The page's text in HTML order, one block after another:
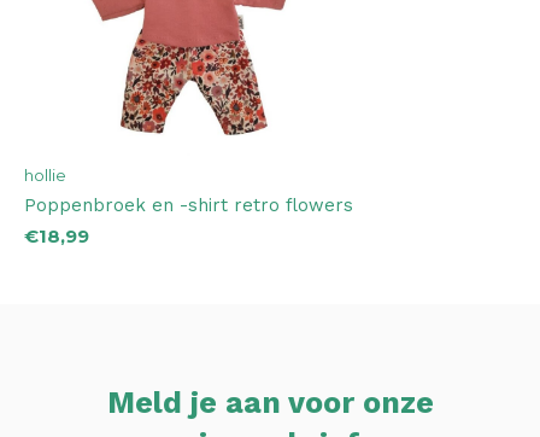
hollie
Poppenbroek en -shirt retro flowers
€18,99
Meld je aan voor onze